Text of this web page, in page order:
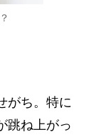
がち。特に
跳ね上がっ